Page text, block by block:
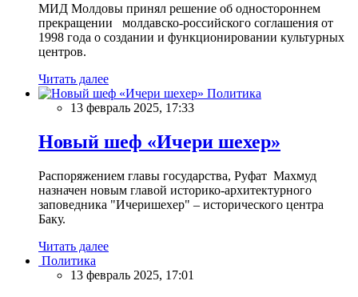
МИД Молдовы принял решение об одностороннем
прекращении молдавско-российского соглашения от
1998 года о создании и функционировании культурных
центров.
Читать далее
Политика
13 февраль 2025, 17:33
Новый шеф «Ичери шехер»
Распоряжением главы государства, Руфат Махмуд
назначен новым главой историко-архитектурного
заповедника "Ичеришехер" – исторического центра
Баку.
Читать далее
Политика
13 февраль 2025, 17:01